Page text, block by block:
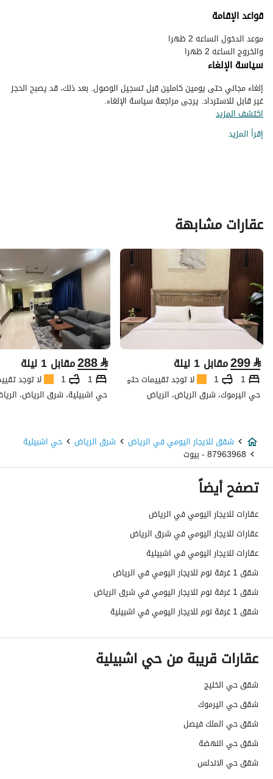
قواعد الإقامة
والخروج الساعه 2 ظهرا
سياسة الإلغاء
إلغاء مجاني حتى يومين كاملين قبل تسجيل الوصول. بعد ذلك، قد يصبح الحجز
غير قابل للاسترداد. يرجى مراجعة سياسة الإلغاء.
اكتشف المزيد
إقرأ المزيد
عقارات مشابهة
⃁
299مقابل 1 ليلة
1
1
لا توجد تقييمات حتى الآن
حي اليرموك، شرق الرياض، الرياض
⃁
288مقابل 1 ليلة
1
1
لا توجد
حي اشبيلية، شرق الرياض،
شقق للايجار اليومي في الرياض شرق الرياض حي اشبيلية
87963968 - بيوت
تصفح أيضاً
عقارات للايجار اليومي في الرياض
عقارات للايجار اليومي في شرق الرياض
عقارات للايجار اليومي في اشبيلية
شقق 1 غرفة نوم للايجار اليومي في الرياض
شقق 1 غرفة نوم للايجار اليومي في شرق الرياض
شقق 1 غرفة نوم للايجار اليومي في اشبيلية
عقارات قريبة من حي اشبيلية
شقق حي الخليج
شقق حي اليرموك
شقق حي الملك فيصل
شقق حي النهضة
شقق حي الاندلس